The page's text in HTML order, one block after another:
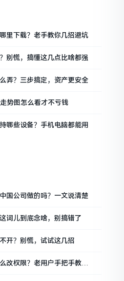
里下载？老手教你几招避坑
别慌，搞懂这几点比啥都强
弄？三步搞定，资产更安全
势图怎么看才不亏钱
哪些设备？手机电脑都能用
国公司做的吗？一文说清楚
词儿到底念啥，别搞错了
开？别慌，试试这几招
改权限？老用户手把手教你